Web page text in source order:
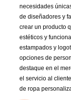
necesidades
de diseñadores y
crear un producto
estéticos y
estampados y
opciones de
destaque en el
el servicio al
de ropa